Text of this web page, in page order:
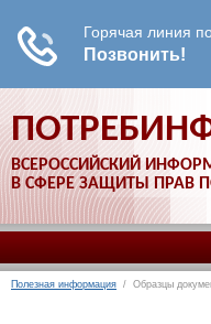
ВСЕРОССИЙСКИЙ
В СФЕРЕ ЗАЩИТЫ ПРАВ
Полезная информация / Образцы